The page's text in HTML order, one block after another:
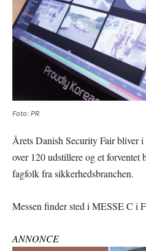
Foto: PR
Årets Danish Security Fair bliver
over 120 udstillere og et forventet
fagfolk fra sikkerhedsbranchen.
Messen finder sted i MESSE C i
ANNONCE